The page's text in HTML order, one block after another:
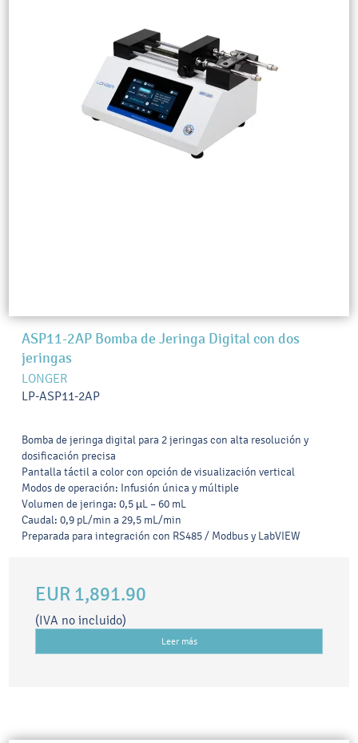
ASP11-2AP Bomba de Jeringa Digital con dos
jeringas
LONGER
LP-ASP11-2AP
Bomba de jeringa digital para 2 jeringas con alta resolución y
dosificación precisa
Pantalla táctil a color con opción de visualización vertical
Modos de operación: Infusión única y múltiple
Volumen de jeringa: 0,5 µL – 60 mL
Caudal: 0,9 pL/min a 29,5 mL/min
Preparada para integración con RS485 / Modbus y LabVIEW
EUR 1,891.90
(IVA no incluido)
Leer más